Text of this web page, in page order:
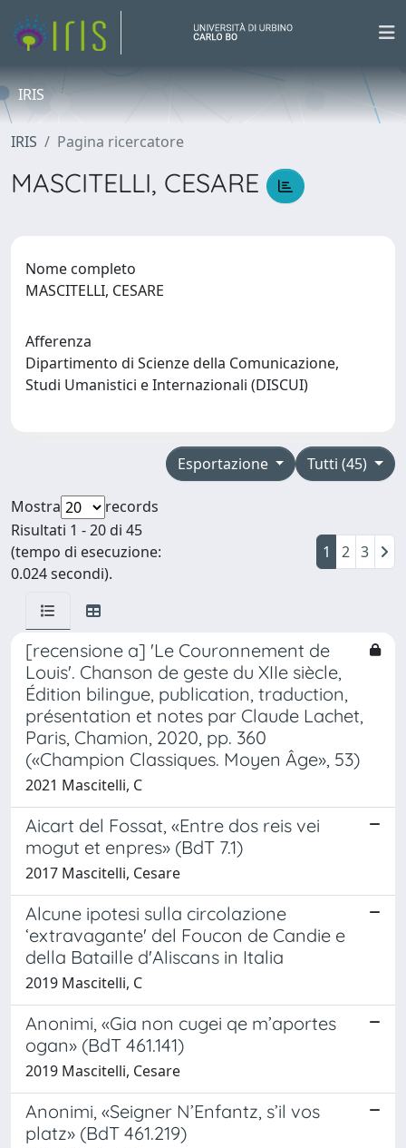
IRIS
IRIS Pagina ricercatore
MASCITELLI, CESARE
Nome completo
MASCITELLI, CESARE
Afferenza
Dipartimento di Scienze della Comunicazione,
Studi Umanistici e Internazionali (DISCUI)
Tutti (45)
Esportazione
Mostra
records
Risultati 1 - 20 di 45
(tempo di esecuzione:
0.024 secondi).
1 2 3
[recensione a] 'Le Couronnement de
Louis'. Chanson de geste du XIIe siècle,
Édition bilingue, publication, traduction,
présentation et notes par Claude Lachet,
Paris, Chamion, 2020, pp. 360
(«Champion Classiques. Moyen Âge», 53)
2021 Mascitelli, C
Aicart del Fossat, «Entre dos reis vei
mogut et enpres» (BdT 7.1)
2017 Mascitelli, Cesare
Alcune ipotesi sulla circolazione
‘extravagante' del Foucon de Candie e
della Bataille d'Aliscans in Italia
2019 Mascitelli, C
Anonimi, «Gia non cugei qe m’aportes
ogan» (BdT 461.141)
2019 Mascitelli, Cesare
Anonimi, «Seigner N’Enfantz, s’il vos
platz» (BdT 461.219)